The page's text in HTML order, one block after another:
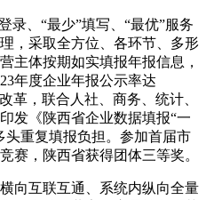
录、“最少”填写、“最优”服务
，采取全方位、各环节、多形
主体按期如实填报年报信息，
年度企业年报公示率达
革，联合人社、商务、统计、
发《陕西省企业数据填报“一
头重复填报负担。参加首届市
赛，陕西省获得团体三等奖。
向互联互通、系统内纵向全量